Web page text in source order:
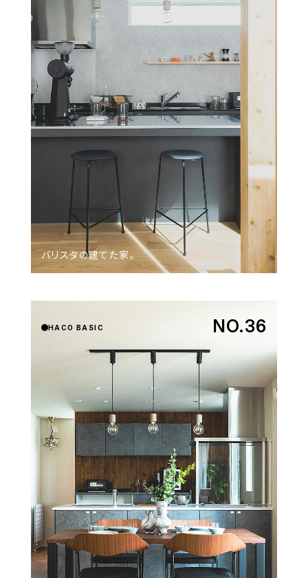
バリスタの​建てた家。
HACO BASIC NO.36